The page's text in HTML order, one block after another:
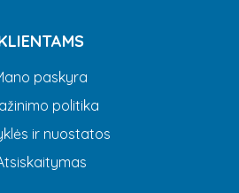
paskyra
politika
ir nuostatos